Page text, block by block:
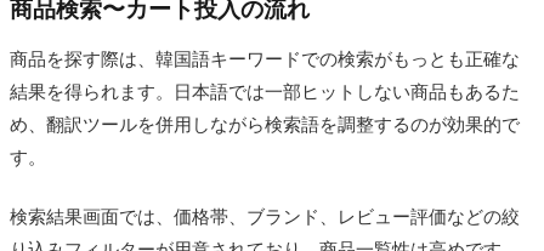
商品検索〜カート投入の流れ
商品を探す際は、韓国語キーワードでの検索がもっとも正確な
結果を得られます。日本語では一部ヒットしない商品もあるた
め、翻訳ツールを併用しながら検索語を調整するのが効果的で
す。
検索結果画面では、価格帯、ブランド、レビュー評価などの絞